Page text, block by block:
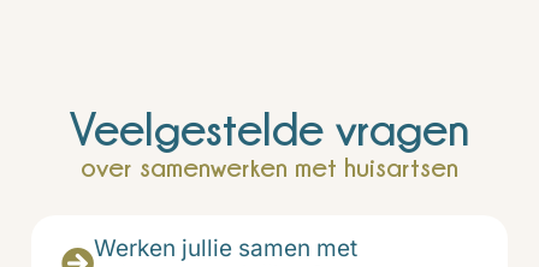
Veelgestelde vragen
over samenwerken met huisartsen
Werken jullie samen met